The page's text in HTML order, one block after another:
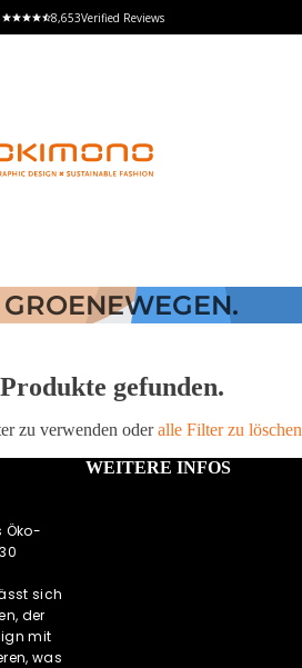
8,653Verified Reviews
gefunden.
zu verwenden oderalle Filter zu löschen
Öko-
sich
der
mit
was
WEITERE INFOS